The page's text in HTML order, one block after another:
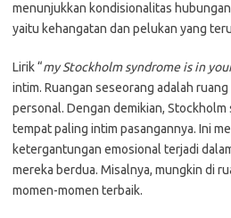
menunjukkan kondisionalitas
yaitu kehangatan dan pelukan yang
Lirik “my Stockholm syndrome is in
intim. Ruangan seseorang adalah
personal. Dengan demikian,
tempat paling intim pasangannya. Ini
ketergantungan emosional terjadi
mereka berdua. Misalnya, mungkin di
momen-momen terbaik.